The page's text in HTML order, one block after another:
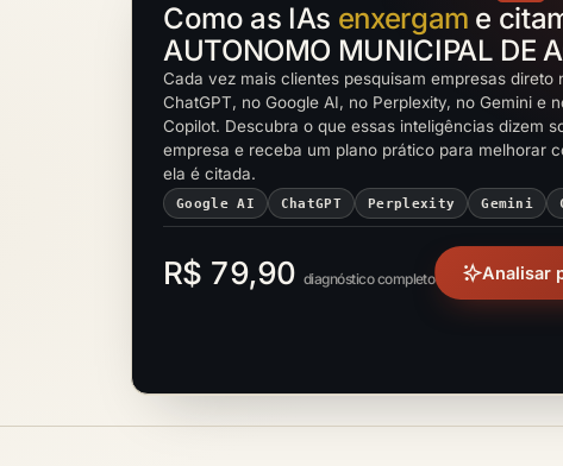
Como as IAs enxergam e
AUTONOMO MUNICIPAL DE
Cada vez mais clientes pesquisam empresas direto
ChatGPT, no Google AI, no Perplexity, no Gemini e
Copilot. Descubra o que essas inteligências dizem
empresa e receba um plano prático para melhorar
ela é citada.
Google AI ChatGPT Perplexity Gemini
R$ 79,90 diagnóstico completo Analisar